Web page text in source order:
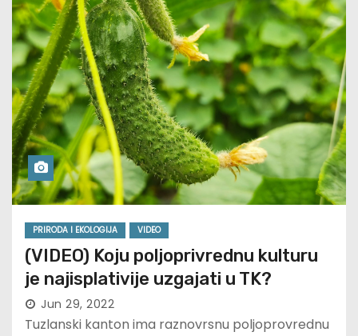
PRIRODA I EKOLOGIJA VIDEO
(VIDEO) Koju poljoprivrednu kulturu
je najisplativije uzgajati u TK?
Jun 29, 2022
Tuzlanski kanton ima raznovrsnu poljoprovrednu